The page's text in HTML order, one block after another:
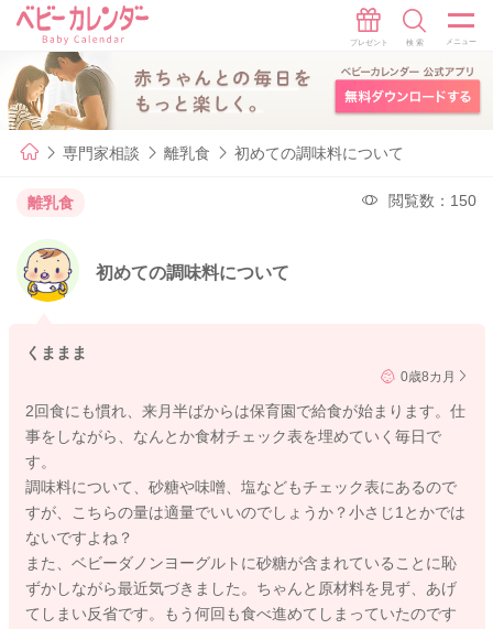
専門家相談 離乳食 初めての調味料について
離乳食 閲覧数：150
初めての調味料について
くままま
0歳8カ月
2回食にも慣れ、来月半ばからは保育園で給食が始まります。仕
事をしながら、なんとか食材チェック表を埋めていく毎日で
す。
調味料について、砂糖や味噌、塩などもチェック表にあるので
すが、こちらの量は適量でいいのでしょうか？小さじ1とかでは
ないですよね？
また、ベビーダノンヨーグルトに砂糖が含まれていることに恥
ずかしながら最近気づきました。ちゃんと原材料を見ず、あげ
てしまい反省です。もう何回も食べ進めてしまっていたのです